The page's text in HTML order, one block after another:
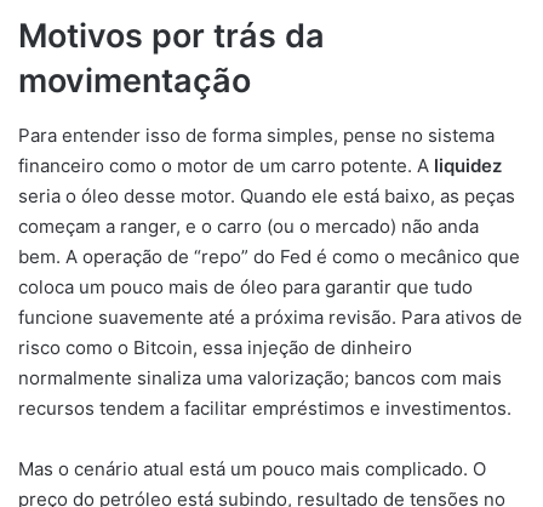
Motivos por trás da
movimentação
Para entender isso de forma simples, pense no sistema
financeiro como o motor de um carro potente. A liquidez
seria o óleo desse motor. Quando ele está baixo, as peças
começam a ranger, e o carro (ou o mercado) não anda
bem. A operação de “repo” do Fed é como o mecânico que
coloca um pouco mais de óleo para garantir que tudo
funcione suavemente até a próxima revisão. Para ativos de
risco como o Bitcoin, essa injeção de dinheiro
normalmente sinaliza uma valorização; bancos com mais
recursos tendem a facilitar empréstimos e investimentos.
Mas o cenário atual está um pouco mais complicado. O
preço do petróleo está subindo, resultado de tensões no